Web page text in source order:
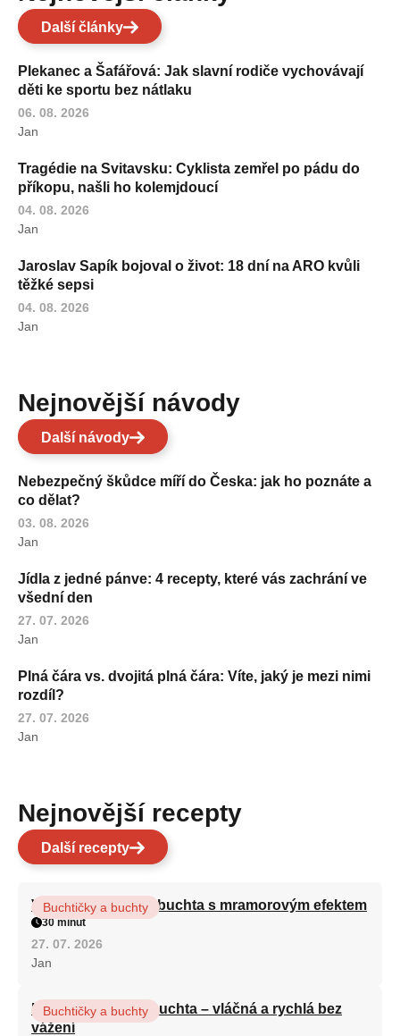
Další články
Plekanec a Šafářová: Jak slavní rodiče vychovávají
děti ke sportu bez nátlaku
06. 08. 2026
Jan
Tragédie na Svitavsku: Cyklista zemřel po pádu do
příkopu, našli ho kolemjdoucí
04. 08. 2026
Jan
Jaroslav Sapík bojoval o život: 18 dní na ARO kvůli
těžké sepsi
04. 08. 2026
Jan
Nejnovější návody
Další návody
Nebezpečný škůdce míří do Česka: jak ho poznáte a
co dělat?
03. 08. 2026
Jan
Jídla z jedné pánve: 4 recepty, které vás zachrání ve
všední den
27. 07. 2026
Jan
Plná čára vs. dvojitá plná čára: Víte, jaký je mezi nimi
rozdíl?
27. 07. 2026
Jan
Nejnovější recepty
Další recepty
Vláčná olejová litá buchta s mramorovým efektem
Buchtičky a buchty
30 minut
27. 07. 2026
Jan
Hrnková maková buchta – vláčná a rychlá bez
vážení
Buchtičky a buchty